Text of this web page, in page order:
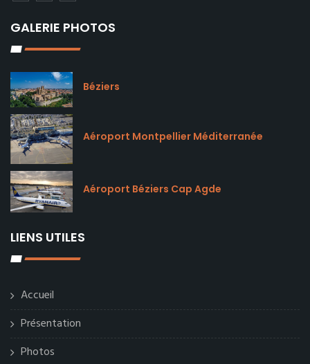
GALERIE PHOTOS
Béziers
Aéroport Montpellier Méditerranée
Aéroport Béziers Cap Agde
LIENS UTILES
Accueil
Présentation
Photos